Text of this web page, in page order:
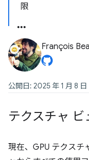
限
François
公開日: 2025 年 1 月 8 日
テクスチャ
現在、GPU テクスチ